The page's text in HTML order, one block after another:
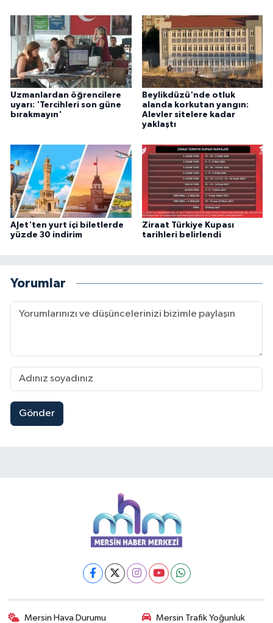
Uzmanlardan öğrencilere
uyarı: 'Tercihleri son güne
bırakmayın'
Beylikdüzü'nde otluk
alanda korkutan yangın:
Alevler sitelere kadar
yaklaştı
AJet'ten yurt içi biletlerde
yüzde 30 indirim
Ziraat Türkiye Kupası
tarihleri belirlendi
Yorumlar
Gönder
Mersin Hava Durumu Mersin Trafik Yoğunluk